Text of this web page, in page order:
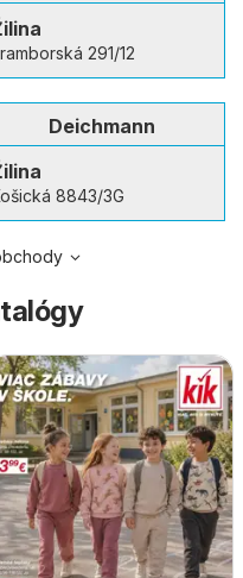
291/12
Deichmann
8843/3G